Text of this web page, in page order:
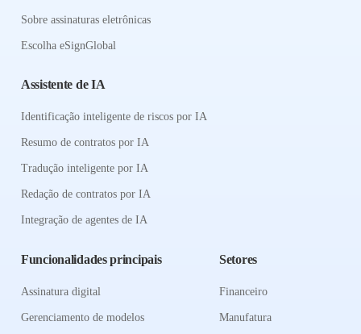
Sobre assinaturas eletrônicas
Escolha eSignGlobal
Assistente de IA
Identificação inteligente de riscos por IA
Resumo de contratos por IA
Tradução inteligente por IA
Redação de contratos por IA
Integração de agentes de IA
Funcionalidades principais
Assinatura digital
Gerenciamento de modelos
Setores
Financeiro
Manufatura